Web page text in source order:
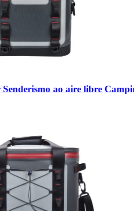
Senderismo ao aire libre